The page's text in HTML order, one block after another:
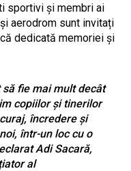
sportivi și membri ai
aerodrom sunt invitați
dedicată memoriei și
să fie mai mult decât
copiilor și tinerilor
încredere și
într-un loc cu o
Adi Sacară,
al